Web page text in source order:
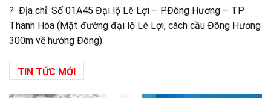
? Địa chỉ: Số 01A45 Đại lộ Lê Lợi – P.Đông Hương – TP
Thanh Hóa (Mặt đường đại lộ Lê Lợi, cách cầu Đông Hương
300m về hướng Đông).
TIN TỨC MỚI